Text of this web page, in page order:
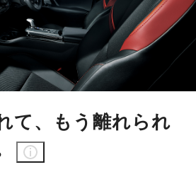
て、もう離れられ